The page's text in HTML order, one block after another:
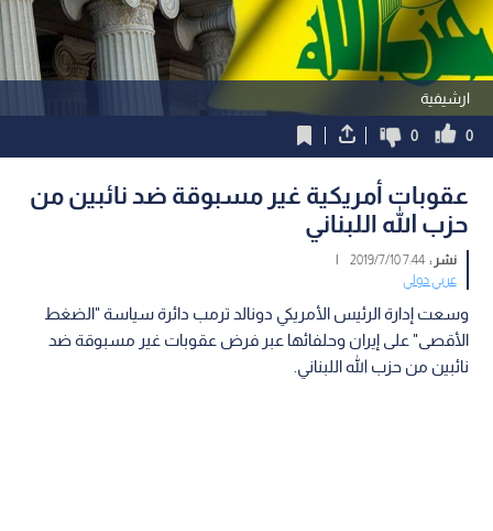
ارشيفية
0
0
عقوبات أمريكية غير مسبوقة ضد نائبين من
حزب الله اللبناني
نشر :7:44 2019/7/10
|
عربي دولي
وسعت إدارة الرئيس الأمريكي دونالد ترمب دائرة سياسة "الضغط
الأقصى" على إيران وحلفائها عبر فرض عقوبات غير مسبوقة ضد
نائبين من حزب الله اللبناني.